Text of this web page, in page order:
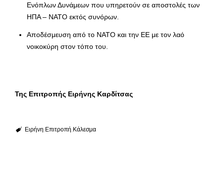
Ενόπλων Δυνάμεων που υπηρετούν σε αποστολές των
ΗΠΑ – ΝΑΤΟ εκτός συνόρων.
Αποδέσμευση από το ΝΑΤΟ και την ΕΕ με τον λαό
νοικοκύρη στον τόπο του.
Της Επιτροπής Ειρήνης Καρδίτσας
Ειρήνη Επιτροπή Κάλεσμα